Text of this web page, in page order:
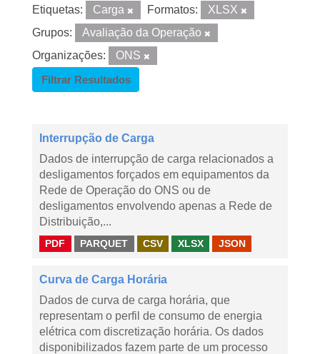
Etiquetas: Carga Formatos:
XLSX
Grupos:
Avaliação da Operação
Organizações:
ONS
Filtrar Resultados
Interrupção de Carga
Dados de interrupção de carga relacionados a
desligamentos forçados em equipamentos da
Rede de Operação do ONS ou de
desligamentos envolvendo apenas a Rede de
Distribuição,...
PDF PARQUET CSV XLSX JSON
Curva de Carga Horária
Dados de curva de carga horária, que
representam o perfil de consumo de energia
elétrica com discretização horária. Os dados
disponibilizados fazem parte de um processo